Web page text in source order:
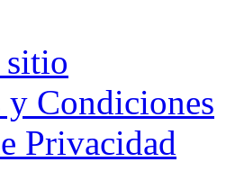
sitio
Condiciones
Privacidad